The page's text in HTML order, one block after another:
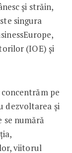
și străin,
singura
(IOE) și
pe
dezvoltarea și
numără
viitorul